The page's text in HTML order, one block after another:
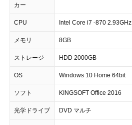
カー
CPU Intel Core i7 -870 2.93GHz
メモリ 8GB
ストレージ HDD 2000GB
OS Windows 10 Home 64bit
ソフト KINGSOFT Office 2016
光学ドライブ DVD マルチ